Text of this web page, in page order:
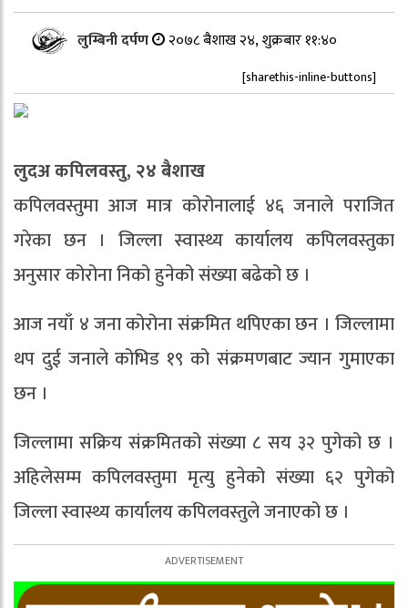
लुम्बिनी दर्पण २०७८ बैशाख २४, शुक्रबार ११:४०
[sharethis-inline-buttons]
लुदअ कपिलवस्तु, २४ बैशाख
कपिलवस्तुमा आज मात्र कोरोनालाई ४६ जनाले पराजित
गरेका छन । जिल्ला स्वास्थ्य कार्यालय कपिलवस्तुका
अनुसार कोरोना निको हुनेको संख्या बढेको छ ।
आज नयाँ ४ जना कोरोना संक्रमित थपिएका छन । जिल्लामा
थप दुई जनाले कोभिड १९ को संक्रमणबाट ज्यान गुमाएका
छन ।
जिल्लामा सक्रिय संक्रमितको संख्या ८ सय ३२ पुगेको छ ।
अहिलेसम्म कपिलवस्तुमा मृत्यु हुनेको संख्या ६२ पुगेको
जिल्ला स्वास्थ्य कार्यालय कपिलवस्तुले जनाएको छ ।